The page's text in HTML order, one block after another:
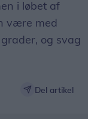
i løbet af
være med
og svag
Del artikel